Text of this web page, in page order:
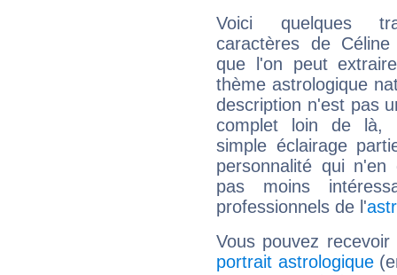
Voici quelques
caractères de Céline
que l'on peut
thème astrologique
description n'est pas
complet loin de là,
simple éclairage
personnalité qui n'en
pas moins
professionnels de l'
Vous pouvez
portrait astrologique